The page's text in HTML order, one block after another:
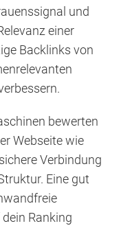
und
einer
Backlinks von
bewerten
Webseite wie
Verbindung
Eine gut
Ranking